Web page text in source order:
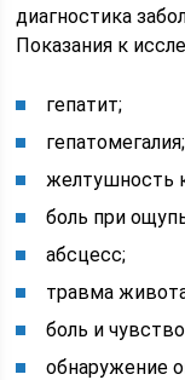
диагностика
Показания к
гепатит;
гепатомегалия;
желтушность
боль при
абсцесс;
травма
боль и
обнаружение